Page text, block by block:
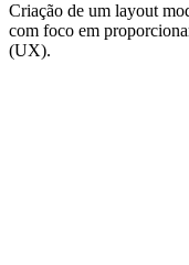
Criação de um layout
com foco em
(UX).